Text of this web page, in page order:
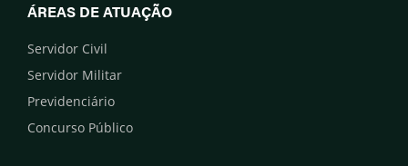
ÁREAS DE ATUAÇÃO
Servidor Civil
Servidor Militar
Previdenciário
Concurso Público